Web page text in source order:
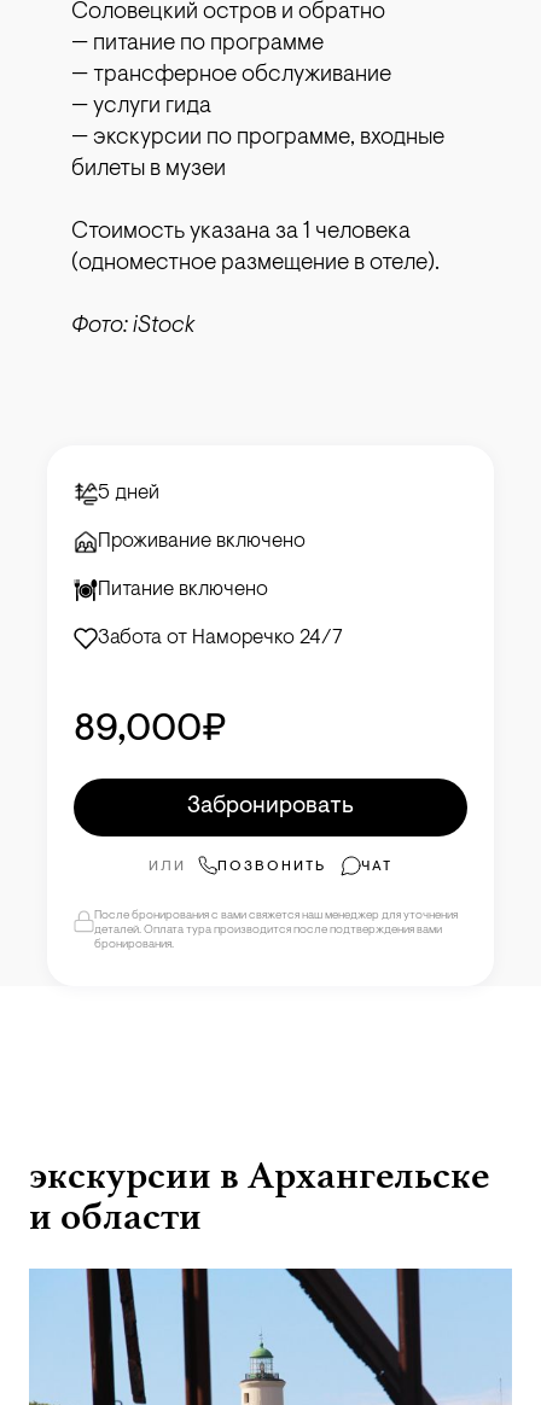
Соловецкий остров и обратно
— питание по программе
— трансферное обслуживание
— услуги гида
— экскурсии по программе, входные
билеты в музеи
Стоимость указана за 1 человека
(одноместное размещение в отеле).
Фото: iStock
5 дней
Проживание включено
Питание включено
Забота от Наморечко 24/7
89,000₽
Забронировать
ИЛИ ПОЗВОНИТЬ ЧАТ
После бронирования с вами свяжется наш менеджер для уточнения
деталей. Оплата тура производится после подтверждения вами
бронирования.
экскурсии в Архангельске
и области